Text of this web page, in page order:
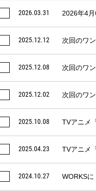
2026.03.31 2026年4
2025.12.12 次回のワ
2025.12.08 次回のワ
2025.12.02 次回のワ
2025.10.08 TVアニメ
2025.04.23 TVアニメ
2024.10.27 WORKSに